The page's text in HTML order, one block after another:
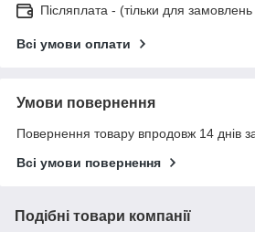
Післяплата - (тільки для замовлень
Всі умови оплати
Умови повернення
Повернення товару впродовж 14 днів
Всі умови повернення
Подібні товари компанії